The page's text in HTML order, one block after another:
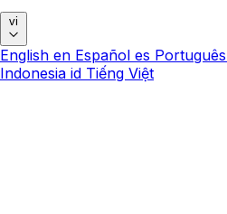
vi
English en Español es Português
Indonesia id Tiếng Việt